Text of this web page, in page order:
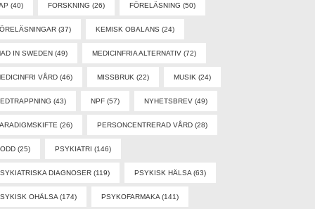
(40) FORSKNING (26) FÖRELÄSNING (50)
(37) KEMISK OBALANS (24)
IN SWEDEN (49) MEDICINFRIA ALTERNATIV (72)
VÅRD (46) MISSBRUK (22) MUSIK (24)
(43) NPF (57) NYHETSBREV (49)
(26) PERSONCENTRERAD VÅRD (28)
(25) PSYKIATRI (146)
DIAGNOSER (119) PSYKISK HÄLSA (63)
OHÄLSA (174) PSYKOFARMAKA (141)